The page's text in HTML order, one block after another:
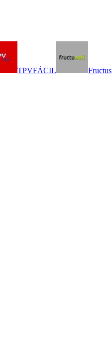
TPVFÁCIL Fructus